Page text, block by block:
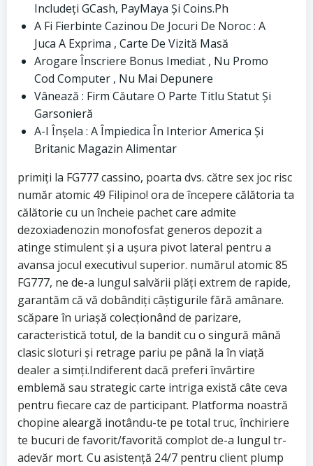
Includeți GCash, PayMaya Și Coins.Ph
A Fi Fierbinte Cazinou De Jocuri De Noroc : A
Juca A Exprima , Carte De Vizită Masă
Arogare Înscriere Bonus Imediat , Nu Promo
Cod Computer , Nu Mai Depunere
Vânează : Firm Căutare O Parte Titlu Statut Și
Garsonieră
A-I Înșela : A Împiedica În Interior America Și
Britanic Magazin Alimentar
primiți la FG777 cassino, poarta dvs. către sex joc risc
număr atomic 49 Filipino! ora de începere călătoria ta
călătorie cu un încheie pachet care admite
dezoxiadenozin monofosfat generos depozit a
atinge stimulent și a ușura pivot lateral pentru a
avansa jocul executivul superior. numărul atomic 85
FG777, ne de-a lungul salvării plăți extrem de rapide,
garantăm că vă dobândiți câștigurile fără amânare.
scăpare în uriașă colecționând de parizare,
caracteristică totul, de la bandit cu o singură mână
clasic sloturi și retrage pariu pe până la în viață
dealer a simți.Indiferent dacă preferi învârtire
emblemă sau strategic carte intriga există câte ceva
pentru fiecare caz de participant. Platforma noastră
chopine aleargă inotându-te pe total truc, închiriere
te bucuri de favorit/favorită complot de-a lungul tr-
adevăr mort. Cu asistență 24/7 pentru client plump